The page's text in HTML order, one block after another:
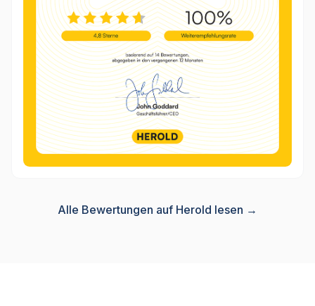
Alle Bewertungen auf Herold lesen →